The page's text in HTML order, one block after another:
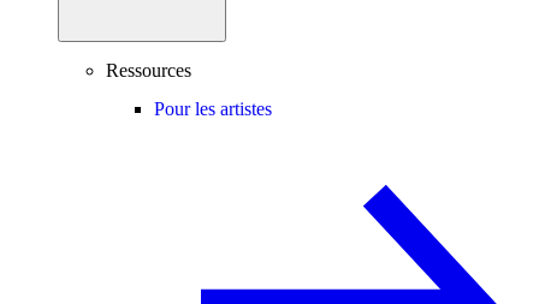
Ressources
Pour les artistes